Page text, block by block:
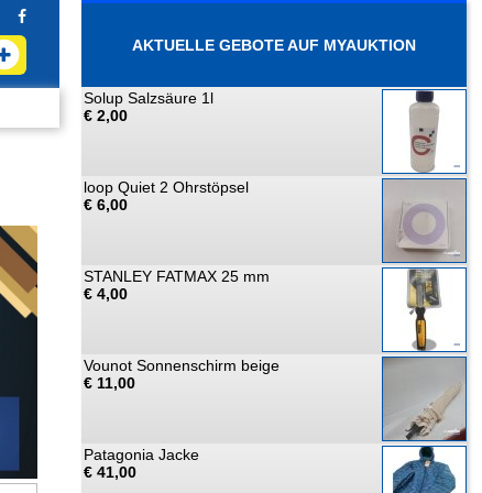
AKTUELLE GEBOTE AUF MYAUKTION
Solup Salzsäure 1l
€ 2,00
loop Quiet 2 Ohrstöpsel
€ 6,00
STANLEY FATMAX 25 mm
€ 4,00
Vounot Sonnenschirm beige
€ 11,00
Patagonia Jacke
€ 41,00